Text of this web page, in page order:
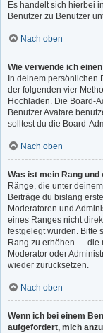
Es handelt sich hierbei
Benutzer zu Benutzer
Nach oben
Wie verwende ich
In deinem persönlichen
der folgenden vier
Hochladen. Die Board-
Benutzer Avatare
solltest du die Board-
Nach oben
Was ist mein Rang
Ränge, die unter
Beiträge du bislang
Moderatoren und
eines Ranges nicht
festgelegt wurden. Bitte
Rang zu erhöhen — die
Moderator oder
wieder zurücksetzen.
Nach oben
Wenn ich bei einem
aufgefordert, mich